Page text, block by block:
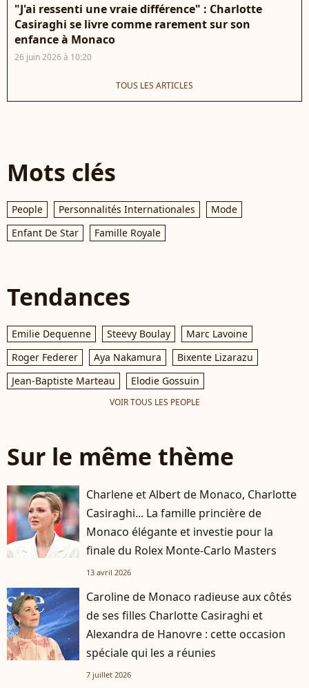
"J'ai ressenti une vraie différence" : Charlotte
Casiraghi se livre comme rarement sur son
enfance à Monaco
26 juin 2026 à 10:20
TOUS LES ARTICLES
Mots clés
People Personnalités Internationales
Mode
Enfant De Star
Famille Royale
Tendances
Emilie Dequenne Steevy Boulay
Marc Lavoine
Roger Federer
Aya Nakamura
Bixente Lizarazu
Jean-Baptiste Marteau
Elodie Gossuin
VOIR TOUS LES PEOPLE
Sur le même thème
Charlene et Albert de Monaco, Charlotte
Casiraghi... La famille princière de
Monaco élégante et investie pour la
finale du Rolex Monte-Carlo Masters
13 avril 2026
Caroline de Monaco radieuse aux côtés
de ses filles Charlotte Casiraghi et
Alexandra de Hanovre : cette occasion
spéciale qui les a réunies
7 juillet 2026